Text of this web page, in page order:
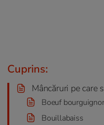
Cuprins:
Mâncăruri pe care
Boeuf
Bouillabaiss